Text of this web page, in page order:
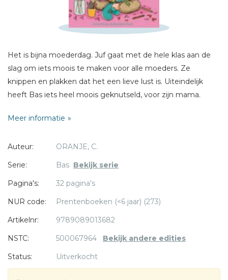
Het is bijna moederdag. Juf gaat met de hele klas aan de
slag om iets moois te maken voor alle moeders. Ze
knippen en plakken dat het een lieve lust is. Uiteindelijk
heeft Bas iets heel moois geknutseld, voor zijn mama.
Meer informatie
Auteur:
ORANJE, C.
Serie:
Bas Bekijk serie
Pagina's:
32 pagina's
NUR code:
Prentenboeken (<6 jaar) (273)
Artikelnr:
9789089013682
NSTC:
500067964 Bekijk andere edities
Status:
Uitverkocht
Titel *
Bericht *